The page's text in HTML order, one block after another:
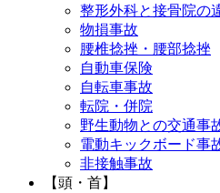
整形外科と接骨院の
物損事故
腰椎捻挫・腰部捻挫
自動車保険
自転車事故
転院・併院
野生動物との交通事
電動キックボード事
非接触事故
【頭・首】